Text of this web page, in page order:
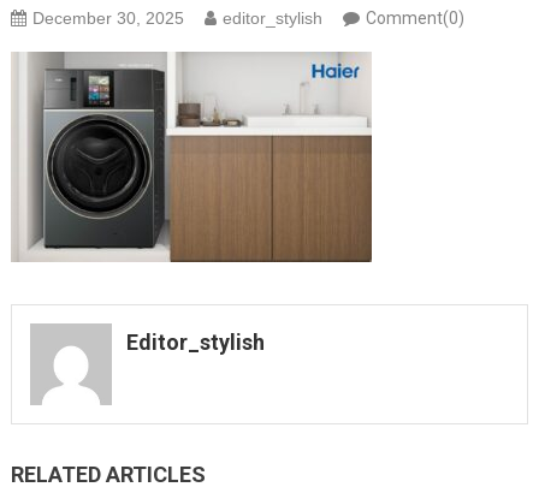
December 30, 2025 editor_stylish Comment(0)
Editor_stylish
RELATED ARTICLES